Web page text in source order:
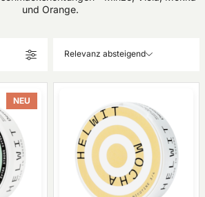
und Orange.
Relevanz absteigend
NEU